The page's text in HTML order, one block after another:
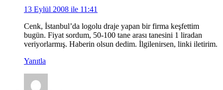
13 Eylül 2008 ile 11:41
Cenk, İstanbul’da logolu draje yapan bir firma keşfettim
bugün. Fiyat sordum, 50-100 tane arası tanesini 1 liradan
veriyorlarmış. Haberin olsun dedim. İlgilenirsen, linki iletirim.
Yanıtla